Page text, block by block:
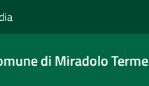
di Miradolo Terme